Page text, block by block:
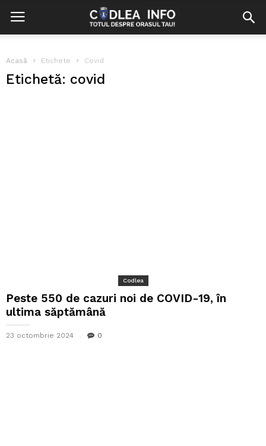
Acasă Etichete Covid
Etichetă: covid
Codlea
Peste 550 de cazuri noi de COVID-19, în
ultima săptămână
23 octombrie 2024 0